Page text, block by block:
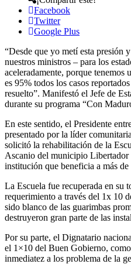
Facebook
Twitter
Google Plus
“Desde que yo metí esta presión
nuestros ministros – para los
aceleradamente, porque tenemos
es 95% todos los casos
resuelto”. Manifestó el Jefe de
durante su programa “Con
En este sentido, el Presidente
presentado por la líder
solicitó la rehabilitación de la
Ascanio del municipio
institución que beneficia a más de
La Escuela fue recuperada en su
requerimiento a través del 1x 10
sido blanco de las guarimbas
destruyeron gran parte de las
Por su parte, el Dignatario
el 1×10 del Buen Gobierno,
inmediatez a los problema de la